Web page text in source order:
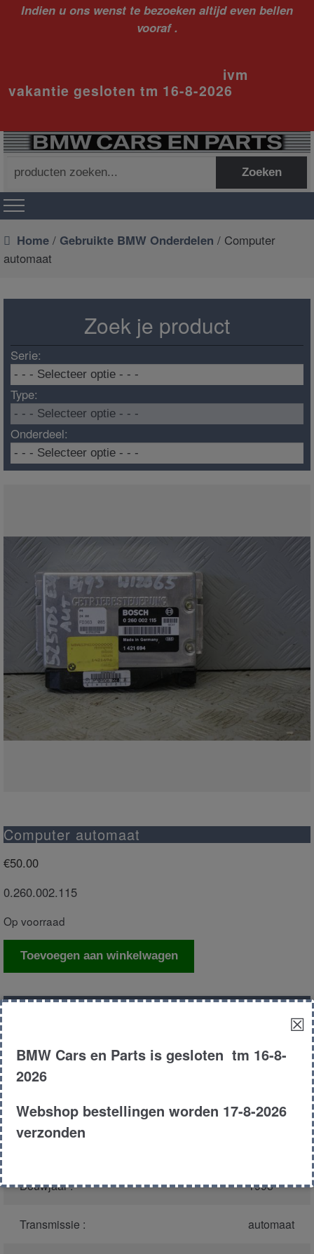
Indien u ons wenst te bezoeken altijd even bellen
vooraf .
ivm
vakantie gesloten tm 16-8-2026
naar:
Zoeken
Home / Gebruikte BMW Onderdelen / Computer
automaat
Zoek je product
Serie:
Type:
Onderdeel:
Computer automaat
€50.00
0.260.002.115
Op voorraad
Computer
Toevoegen aan winkelwagen
Model :
Carroserie : Sedan
Bouwjaar : 1993
Transmissie : automaat
☒
BMW Cars en Parts is gesloten tm 16-8-
2026
Webshop bestellingen worden 17-8-2026
verzonden